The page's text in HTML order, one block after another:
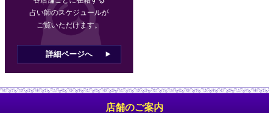
占い師のスケジュールが
ご覧いただけます。
詳細ページへ
店舗のご案内